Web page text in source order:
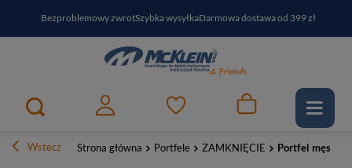
Bezproblemowy zwrotSzybka wysyłkaDarmowa dostawa od 399 zł
PayPo - kup i zapłać za30 dniZapisz się do newslettera i odbierz RABAT
Wstecz Strona główna Portfele ZAMKNIĘCIE Portfel męski